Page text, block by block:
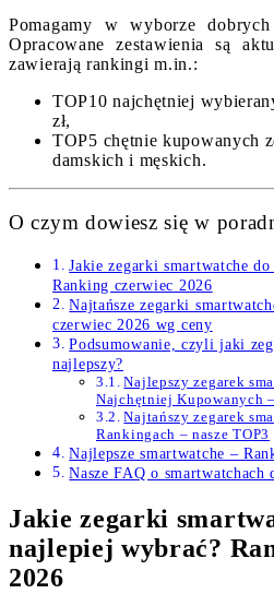
Pomagamy w wyborze
Opracowane zestawienia są
zawierają rankingi m.in.:
TOP10 najchętniej
zł,
TOP5 chętnie kupowanych
damskich i męskich.
O czym dowiesz się w
Jakie zegarki smartwatche
Ranking czerwiec 2026
Najtańsze zegarki
czerwiec 2026 wg ceny
Podsumowanie, czyli jaki
najlepszy?
Najlepszy zegarek
Najchętniej Kupowanych
Najtańszy zegarek
Rankingach – nasze TOP3
Najlepsze smartwatche –
Nasze FAQ o smartwatchach
Jakie zegarki
najlepiej wybrać?
2026